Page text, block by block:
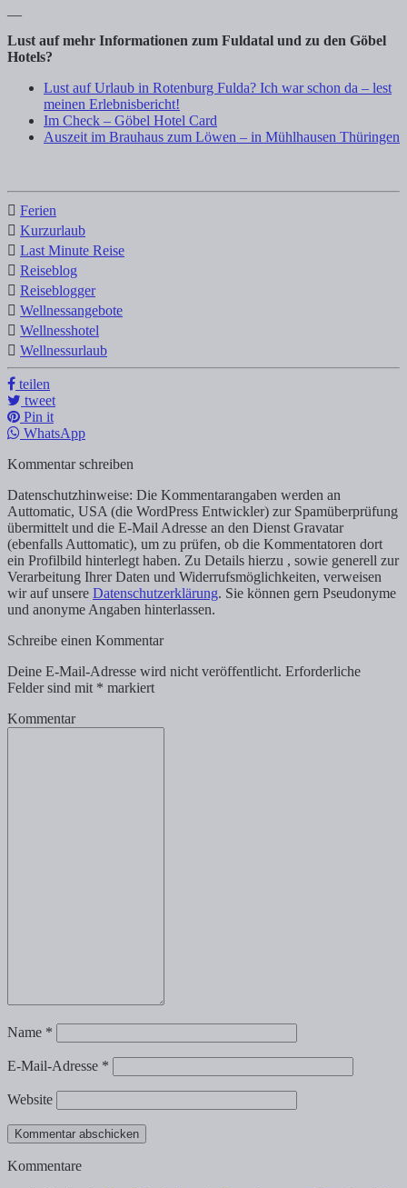
Lust auf mehr Informationen zum Fuldatal und zu den Göbel
Hotels?
Lust auf Urlaub in Rotenburg Fulda? Ich war schon da – lest
meinen Erlebnisbericht!
Im Check – Göbel Hotel Card
Auszeit im Brauhaus zum Löwen – in Mühlhausen Thüringen
Ferien
Kurzurlaub
Last Minute Reise
Reiseblog
Reiseblogger
Wellnessangebote
Wellnesshotel
Wellnessurlaub
teilen
tweet
Pin it
WhatsApp
Kommentar schreiben
Datenschutzhinweise: Die Kommentarangaben werden an
Auttomatic, USA (die WordPress Entwickler) zur Spamüberprüfung
übermittelt und die E-Mail Adresse an den Dienst Gravatar
(ebenfalls Auttomatic), um zu prüfen, ob die Kommentatoren dort
ein Profilbild hinterlegt haben. Zu Details hierzu , sowie generell zur
Verarbeitung Ihrer Daten und Widerrufsmöglichkeiten, verweisen
wir auf unsere Datenschutzerklärung. Sie können gern Pseudonyme
und anonyme Angaben hinterlassen.
Schreibe einen Kommentar
Deine E-Mail-Adresse wird nicht veröffentlicht. Erforderliche
Felder sind mit * markiert
Kommentar
Name *
E-Mail-Adresse *
Website
Kommentare